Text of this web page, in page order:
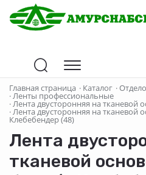
Главная страница · Каталог ·
·Ленты профессиональные
·Лента двусторонняя на тканевой
·Лента двусторонняя на тканевой
Клебебендер (48)
Лента
тканевой